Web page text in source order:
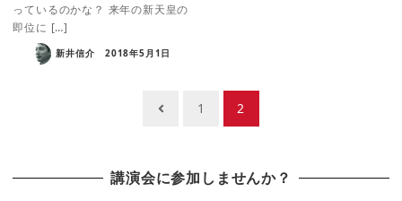
っているのかな？ 来年の新天皇の
即位に […]
新井信介 2018年5月1日
ペ
1 2
講演会に参加しませんか？